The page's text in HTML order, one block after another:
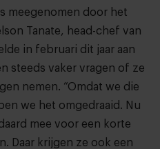
meegenomen door het
Tanate, head-chef van
in februari dit jaar aan
steeds vaker vragen of ze
nemen. “Omdat we die
we het omgedraaid. Nu
mee voor een korte
Daar krijgen ze ook een